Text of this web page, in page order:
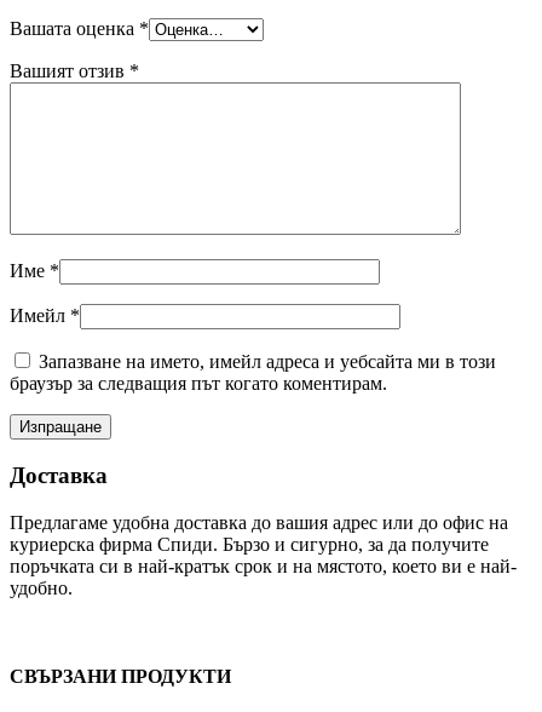
Вашата оценка *
Вашият отзив *
Име *
Имейл *
Запазване на името, имейл адреса и уебсайта ми в този
браузър за следващия път когато коментирам.
Доставка
Предлагаме удобна доставка до вашия адрес или до офис на
куриерска фирма Спиди. Бързо и сигурно, за да получите
поръчката си в най-кратък срок и на мястото, което ви е най-
удобно.
СВЪРЗАНИ ПРОДУКТИ